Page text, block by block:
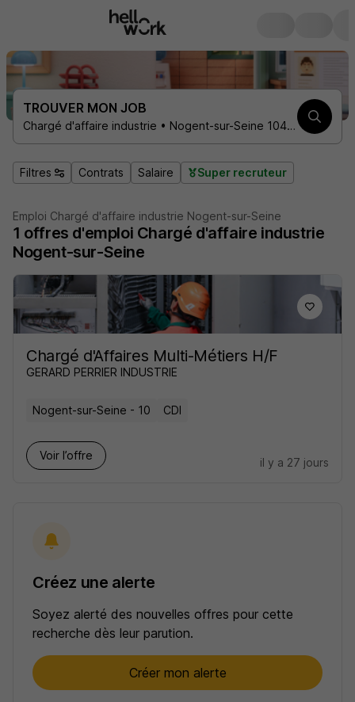
TROUVER MON JOB
Chargé d'affaire industrie • Nogent-sur-Seine 10400
Filtres Contrats Salaire Super recruteur
Emploi Chargé d'affaire industrie Nogent-sur-Seine
1 offres d'emploi Chargé d'affaire industrie
Nogent-sur-Seine
Chargé d'Affaires Multi-Métiers H/F
GERARD PERRIER INDUSTRIE
Nogent-sur-Seine - 10 CDI
Voir l’offre
il y a 27 jours
Créez une alerte
Soyez alerté des nouvelles offres pour cette
recherche dès leur parution.
Créer mon alerte